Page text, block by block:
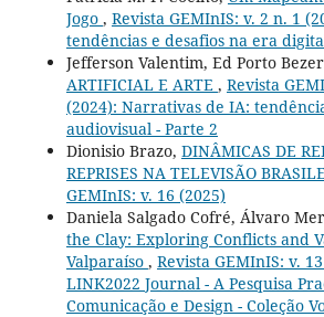
Jogo , Revista GEMInIS: v. 2 n. 1
tendências e desafios na era
Jefferson Valentim, Ed Porto
ARTIFICIAL E ARTE , Revista
(2024): Narrativas de IA:
audiovisual - Parte 2
Dionisio Brazo, DINÂMICAS DE
REPRISES NA TELEVISÃO
GEMInIS: v. 16 (2025)
Daniela Salgado Cofré, Álvaro
the Clay: Exploring Conflicts and
Valparaíso , Revista GEMInIS: v.
LINK2022 Journal - A Pesquisa
Comunicação e Design - Coleção